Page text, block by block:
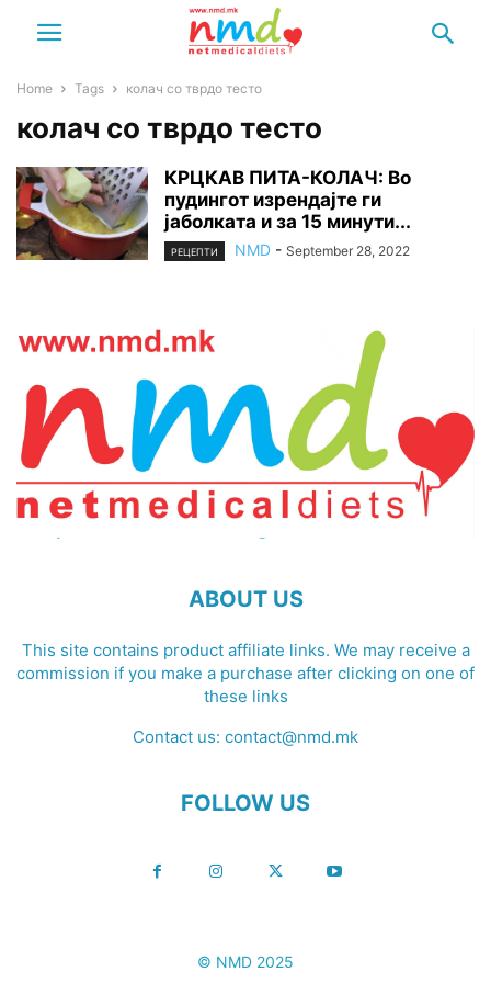
Home Tags колач со тврдо тесто
колач со тврдо тесто
КРЦКАВ ПИТА-КОЛАЧ: Во
пудингот изрендајте ги
јаболката и за 15 минути...
РЕЦЕПТИ NMD - September 28, 2022
ABOUT US
This site contains product affiliate links. We may receive a
commission if you make a purchase after clicking on one of
these links
Contact us: contact@nmd.mk
FOLLOW US
© NMD 2025